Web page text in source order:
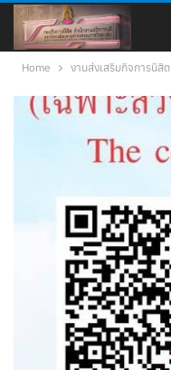
Home งานส่งเสริมกิจการนิสิต